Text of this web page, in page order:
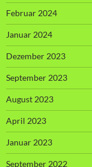
Februar 2024
Januar 2024
Dezember 2023
September 2023
August 2023
April 2023
Januar 2023
September 2022